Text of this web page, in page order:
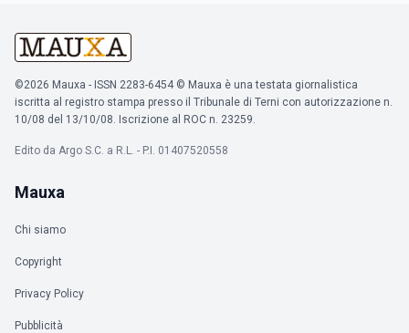
©2026 Mauxa - ISSN 2283-6454 © Mauxa è una testata giornalistica
iscritta al registro stampa presso il Tribunale di Terni con autorizzazione n.
10/08 del 13/10/08. Iscrizione al ROC n. 23259.
Edito da Argo S.C. a R.L. - P.I. 01407520558
Mauxa
Chi siamo
Copyright
Privacy Policy
Pubblicità